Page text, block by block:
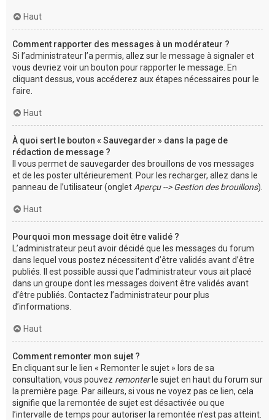
Haut
Comment rapporter des messages à un modérateur ?
Si l’administrateur l’a permis, allez sur le message à signaler et
vous devriez voir un bouton pour rapporter le message. En
cliquant dessus, vous accéderez aux étapes nécessaires pour le
faire.
Haut
À quoi sert le bouton « Sauvegarder » dans la page de
rédaction de message ?
Il vous permet de sauvegarder des brouillons de vos messages
et de les poster ultérieurement. Pour les recharger, allez dans le
panneau de l’utilisateur (onglet Aperçu --> Gestion des brouillons).
Haut
Pourquoi mon message doit être validé ?
L’administrateur peut avoir décidé que les messages du forum
dans lequel vous postez nécessitent d’être validés avant d’être
publiés. Il est possible aussi que l’administrateur vous ait placé
dans un groupe dont les messages doivent être validés avant
d’être publiés. Contactez l’administrateur pour plus
d’informations.
Haut
Comment remonter mon sujet ?
En cliquant sur le lien « Remonter le sujet » lors de sa
consultation, vous pouvez remonterle sujet en haut du forum sur
la première page. Par ailleurs, si vous ne voyez pas ce lien, cela
signifie que la remontée de sujet est désactivée ou que
l’intervalle de temps pour autoriser la remontée n’est pas atteint.